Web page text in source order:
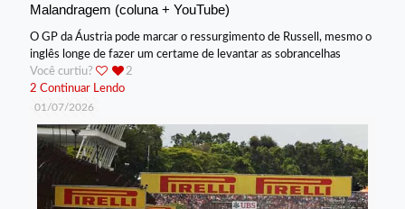
Malandragem (coluna + YouTube)
O GP da Áustria pode marcar o ressurgimento de Russell, mesmo o
inglês longe de fazer um certame de levantar as sobrancelhas
Você curtiu?
2
2 Continuar Lendo
01/07/2026